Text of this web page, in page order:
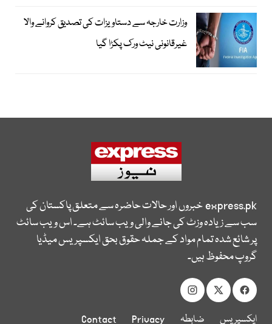
وزارت خارجہ سے دستاویزات کی تصدیق کروانے والا
غیرقانونی نیٹ ورک پکڑا گیا
express.pkخبروں اور حالات حاضرہ سے متعلق پاکستان کی
سب سے زیادہ وزٹ کی جانے والی ویب سائٹ ہے۔ اس ویب سائٹ
پر شائع شدہ تمام مواد کے جملہ حقوق بحق ایکسپریس میڈیا
گروپ محفوظ ہیں۔
ایکسپریس
ضابطہ
Privacy
Contact